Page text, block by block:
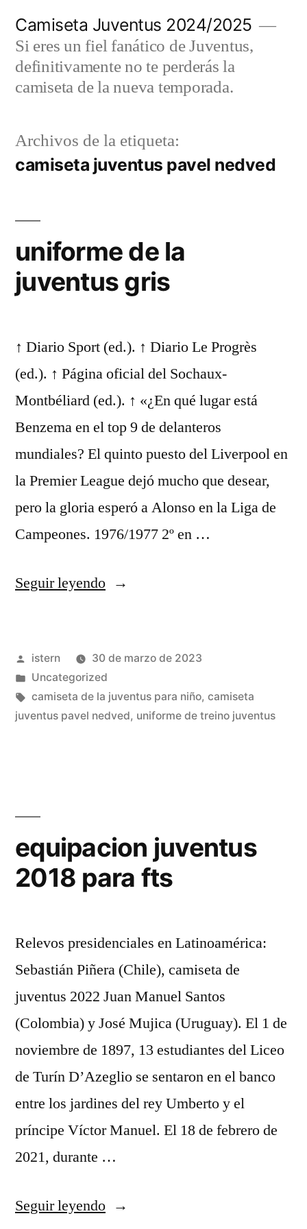
contenido
Camiseta Juventus 2024/2025
Si eres un fiel fanático de Juventus,
definitivamente no te perderás la
camiseta de la nueva temporada.
Archivos de la etiqueta:
camiseta juventus pavel nedved
uniforme de la
juventus gris
↑ Diario Sport (ed.). ↑ Diario Le Progrès
(ed.). ↑ Página oficial del Sochaux-
Montbéliard (ed.). ↑ «¿En qué lugar está
Benzema en el top 9 de delanteros
mundiales? El quinto puesto del Liverpool en
la Premier League dejó mucho que desear,
pero la gloria esperó a Alonso en la Liga de
Campeones. 1976/1977 2º en …
Seguir leyendo«uniforme
juventus
gris»
Publicado
por
istern
30 de marzo de 2023
Publicado
en
Uncategorized
Etiquetas:
camiseta de la juventus para niño, camiseta
juventus pavel nedved, uniforme de treino juventus
equipacion juventus
2018 para fts
Relevos presidenciales en Latinoamérica:
Sebastián Piñera (Chile), camiseta de
juventus 2022 Juan Manuel Santos
(Colombia) y José Mujica (Uruguay). El 1 de
noviembre de 1897, 13 estudiantes del Liceo
de Turín D’Azeglio se sentaron en el banco
entre los jardines del rey Umberto y el
príncipe Víctor Manuel. El 18 de febrero de
2021, durante …
Seguir leyendo«equipacion